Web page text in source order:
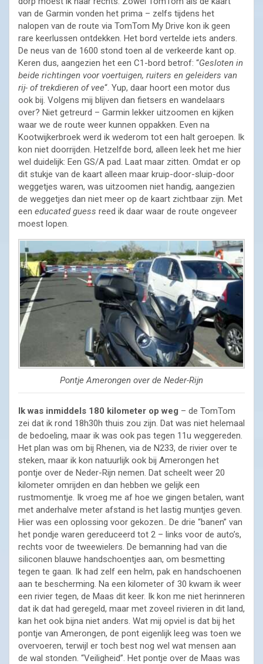
van de Garmin vonden het prima – zelfs tijdens het
nalopen van de route via TomTom My Drive kon ik geen
rare keerlussen ontdekken. Het bord vertelde iets anders.
De neus van de 1600 stond toen al de verkeerde kant op.
Keren dus, aangezien het een C1-bord betrof: “Gesloten in
beide richtingen voor voertuigen, ruiters en geleiders van
rij- of trekdieren of vee“. Yup, daar hoort een motor dus
ook bij. Volgens mij blijven dan fietsers en wandelaars
over? Niet getreurd – Garmin lekker uitzoomen en kijken
waar we de route weer kunnen oppakken. Even na
Kootwijkerbroek werd ik wederom tot een halt geroepen. Ik
kon niet doorrijden. Hetzelfde bord, alleen leek het me hier
wel duidelijk: Een GS/A pad. Laat maar zitten. Omdat er op
dit stukje van de kaart alleen maar kruip-door-sluip-door
weggetjes waren, was uitzoomen niet handig, aangezien
de weggetjes dan niet meer op de kaart zichtbaar zijn. Met
een educated guess reed ik daar waar de route ongeveer
moest lopen.
Pontje Amerongen over de Neder-Rijn
Ik was inmiddels 180 kilometer op weg – de TomTom
zei dat ik rond 18h30h thuis zou zijn. Dat was niet helemaal
de bedoeling, maar ik was ook pas tegen 11u weggereden.
Het plan was om bij Rhenen, via de N233, de rivier over te
steken, maar ik kon natuurlijk ook bij Amerongen het
pontje over de Neder-Rijn nemen. Dat scheelt weer 20
kilometer omrijden en dan hebben we gelijk een
rustmomentje. Ik vroeg me af hoe we gingen betalen, want
met anderhalve meter afstand is het lastig muntjes geven.
Hier was een oplossing voor gekozen.. De drie “banen” van
het pondje waren gereduceerd tot 2 – links voor de auto’s,
rechts voor de tweewielers. De bemanning had van die
siliconen blauwe handschoentjes aan, om besmetting
tegen te gaan. Ik had zelf een helm, pak en handschoenen
aan te bescherming. Na een kilometer of 30 kwam ik weer
een rivier tegen, de Maas dit keer. Ik kon me niet herinneren
dat ik dat had geregeld, maar met zoveel rivieren in dit land,
kan het ook bijna niet anders. Wat mij opviel is dat bij het
pontje van Amerongen, de pont eigenlijk leeg was toen we
overvoeren, terwijl er toch best nog wel wat mensen aan
de wal stonden. “Veiligheid”. Het pontje over de Maas was